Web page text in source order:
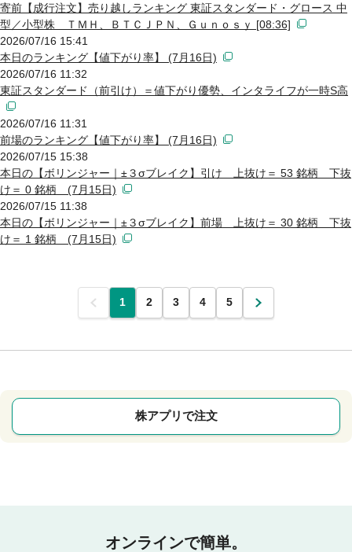
寄前【成行注文】売り越しランキング 東証スタンダード・グロース 中
型／小型株 ＴＭＨ、ＢＴＣＪＰＮ、Ｇｕｎｏｓｙ [08:36]
2026/07/16 15:41
本日のランキング【値下がり率】 (7月16日)
2026/07/16 11:32
東証スタンダード（前引け）＝値下がり優勢、インタライフが一時S高
2026/07/16 11:31
前場のランキング【値下がり率】 (7月16日)
2026/07/15 15:38
本日の【ボリンジャー｜±３σブレイク】引け 上抜け＝ 53 銘柄 下抜
け＝ 0 銘柄 (7月15日)
2026/07/15 11:38
本日の【ボリンジャー｜±３σブレイク】前場 上抜け＝ 30 銘柄 下抜
け＝ 1 銘柄 (7月15日)
前 1 2 3 4 5 次
株アプリで注文
オンラインで簡単。